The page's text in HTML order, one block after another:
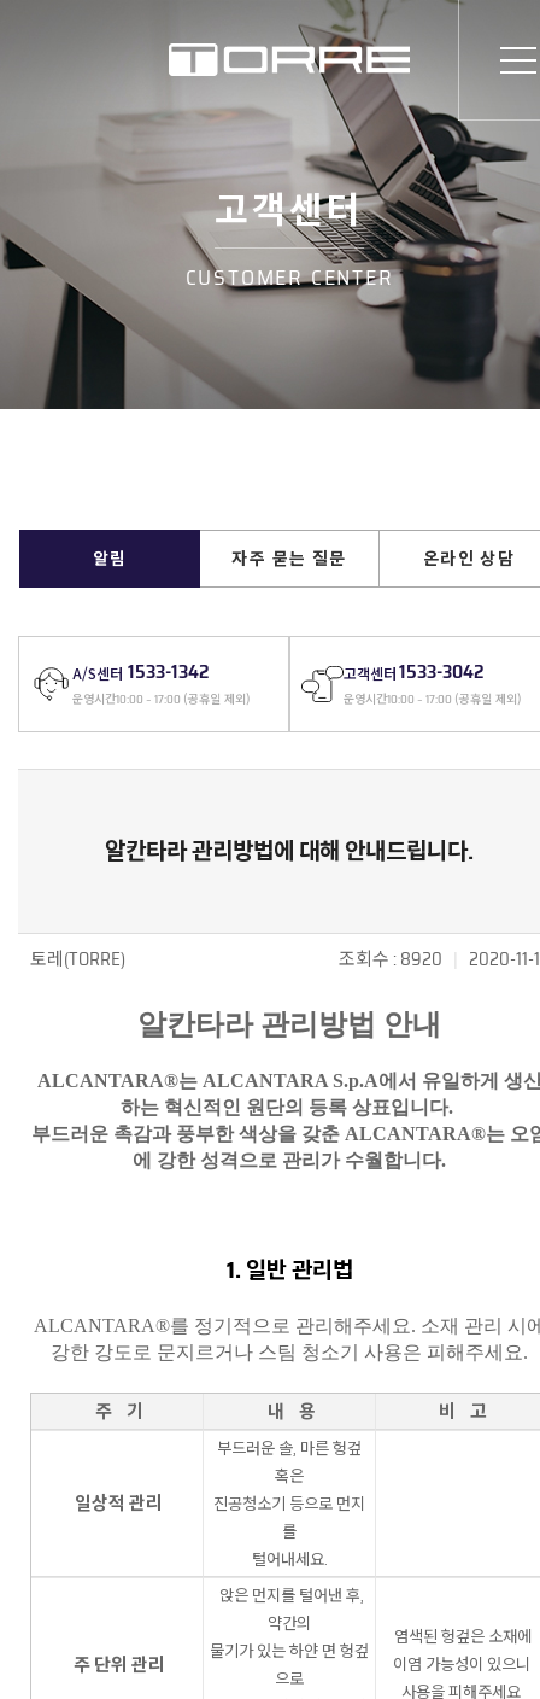
고객센터
CUSTOMER CENTER
알림 자주 묻는 질문 온라인 상담
A/S센터 1533-1342
운영시간10:00 ~ 17:00 (공휴일 제외)
고객센터1533-3042
운영시간10:00 ~ 17:00 (공휴일 제외)
알칸타라 관리방법에 대해 안내드립니다.
토레(TORRE) 조회수 : 8920 2020-11-
알칸타라 관리방법 안내
ALCANTARA®는 ALCANTARA S.p.A에서 유일하게 생
하는 혁신적인 원단의 등록 상표입니다.
부드러운 촉감과 풍부한 색상을 갖춘 ALCANTARA®는 오
에 강한 성격으로 관리가 수월합니다.
1. 일반 관리법
ALCANTARA®를 정기적으로 관리해주세요. 소재 관리 시
강한 강도로 문지르거나 스팀 청소기 사용은 피해주세요.
주 기 내 용 비 고
일상적 관리
부드러운 솔, 마른 헝겊
혹은
진공청소기 등으로 먼지
를
털어내세요.
주 단위 관리
앉은 먼지를 털어낸 후,
약간의
물기가 있는 하얀 면 헝겊
으로
염색된 헝겊은 소재에
이염 가능성이 있으니
사용을 피해주세요